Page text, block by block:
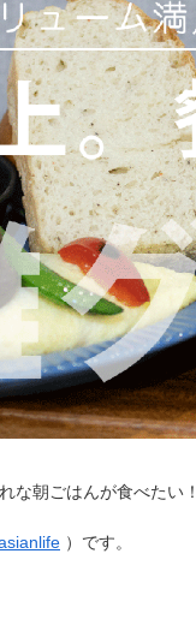
な朝ごはんが食べたい！
）です。